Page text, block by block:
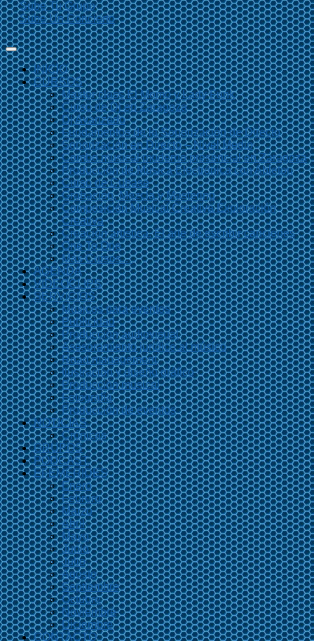
Sube Tu Grupo
Sube Un Concierto
INICIO
CURSOS
Master class El Momo y Lady Funk
Curso de Dj en Zaragoza
Dj Avanzado
Fundamentos de la Sonorización de Directo
Sonorización en Directo – Nivel Medio
Combo musical moderno presencial en Zaragoza
Producción de Música Electrónica con Ableton
Curso de Cubase
Grabación, Mezcla y Mastering
Composición Musical Creativa Exploración
Creativa
Creación artística. El arte de escribir canciones
One To One
Más Cursos…
AGENDA
VIDEOCLIPS
SERVICIOS
Músicos para eventos
Publicidad
Producción audiovisual
Asesoramiento jurídico al músico
Road management
Ilustración y diseño gráfico
Producción musical
Fotografía
Producción de eventos
NOTICIAS
Crónicas
GRUPOS
PODCAST
EFEMÉRIDES
Enero
Febrero
Marzo
Abril
Mayo
Junio
Julio
Agosto
Septiembre
Octubre
Noviembre
Diciembre
CONTACTO